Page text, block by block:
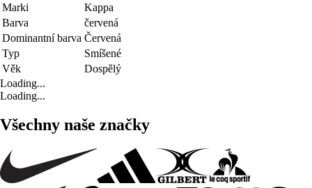
Marki
Kappa
Barva
červená
Dominantní barva Červená
Typ
Smíšené
Věk
Dospělý
Loading...
Loading...
Všechny naše značky